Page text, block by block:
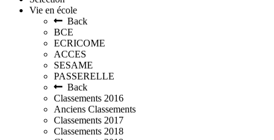
Vie en école
Back
BCE
ECRICOME
ACCES
SESAME
PASSERELLE
Back
Classements 2016
Anciens Classements
Classements 2017
Classements 2018